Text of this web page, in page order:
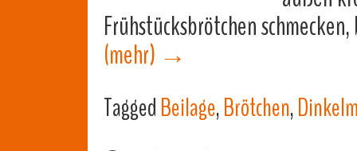
Frühstücksbrötchen
(mehr) →
TaggedBeilage,Brötchen,